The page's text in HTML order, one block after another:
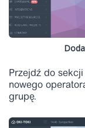
Przejdź do sekcji
nowego
grupę.